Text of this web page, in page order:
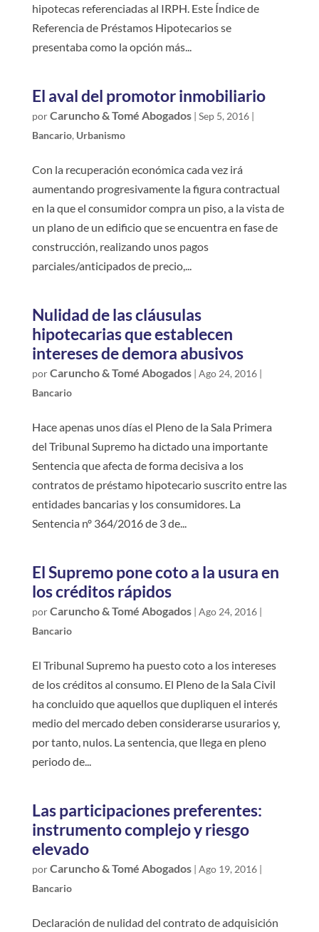
hipotecas referenciadas al IRPH. Este Índice de
Referencia de Préstamos Hipotecarios se
presentaba como la opción más...
El aval del promotor inmobiliario
porCaruncho & Tomé Abogados| Sep 5, 2016|
Bancario, Urbanismo
Con la recuperación económica cada vez irá
aumentando progresivamente la figura contractual
en la que el consumidor compra un piso, a la vista de
un plano de un edificio que se encuentra en fase de
construcción, realizando unos pagos
parciales/anticipados de precio,...
Nulidad de las cláusulas
hipotecarias que establecen
intereses de demora abusivos
porCaruncho & Tomé Abogados| Ago 24, 2016|
Bancario
Hace apenas unos días el Pleno de la Sala Primera
del Tribunal Supremo ha dictado una importante
Sentencia que afecta de forma decisiva a los
contratos de préstamo hipotecario suscrito entre las
entidades bancarias y los consumidores. La
Sentencia nº 364/2016 de 3 de...
El Supremo pone coto a la usura en
los créditos rápidos
porCaruncho & Tomé Abogados| Ago 24, 2016|
Bancario
El Tribunal Supremo ha puesto coto a los intereses
de los créditos al consumo. El Pleno de la Sala Civil
ha concluido que aquellos que dupliquen el interés
medio del mercado deben considerarse usurarios y,
por tanto, nulos. La sentencia, que llega en pleno
periodo de...
Las participaciones preferentes:
instrumento complejo y riesgo
elevado
porCaruncho & Tomé Abogados| Ago 19, 2016|
Bancario
Declaración de nulidad del contrato de adquisición